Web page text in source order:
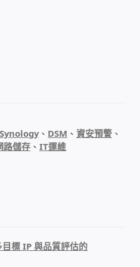
網路
VirtualBox Hyper-V
術)
Synology、 DSM 、資安預警 、
路儲存 、IT運維
標 IP 與品質評估的